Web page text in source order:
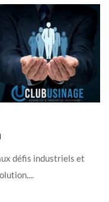
défis industriels et